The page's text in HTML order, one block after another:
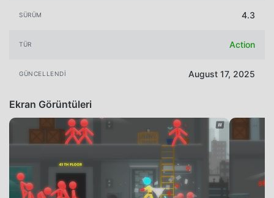
SÜRÜM 4.3
TÜR Action
GÜNCELLENDI August 17, 2025
Ekran Görüntüleri